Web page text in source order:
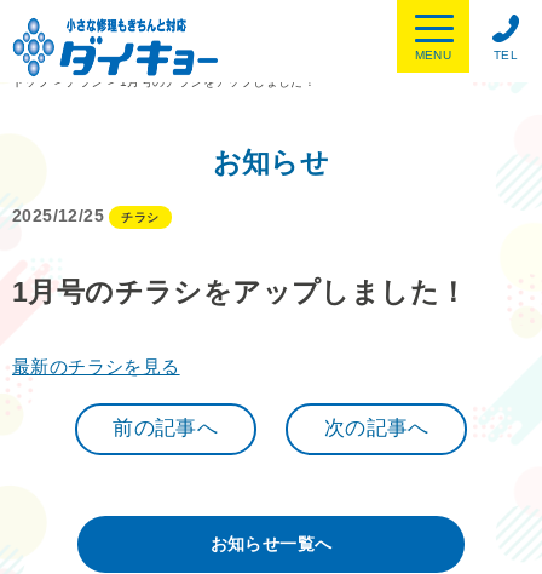
TEL
MENU
トップ
> チラシ > 1月号のチラシをアップしました！
お知らせ
2025/12/25 チラシ
1月号のチラシをアップしました！
最新のチラシを見る
前の記事へ 次の記事へ
お知らせ一覧へ